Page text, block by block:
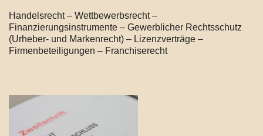
Handelsrecht – Wettbewerbsrecht –
Finanzierungsinstrumente – Gewerblicher Rechtsschutz
(Urheber- und Markenrecht) – Lizenzverträge –
Firmenbeteiligungen – Franchiserecht